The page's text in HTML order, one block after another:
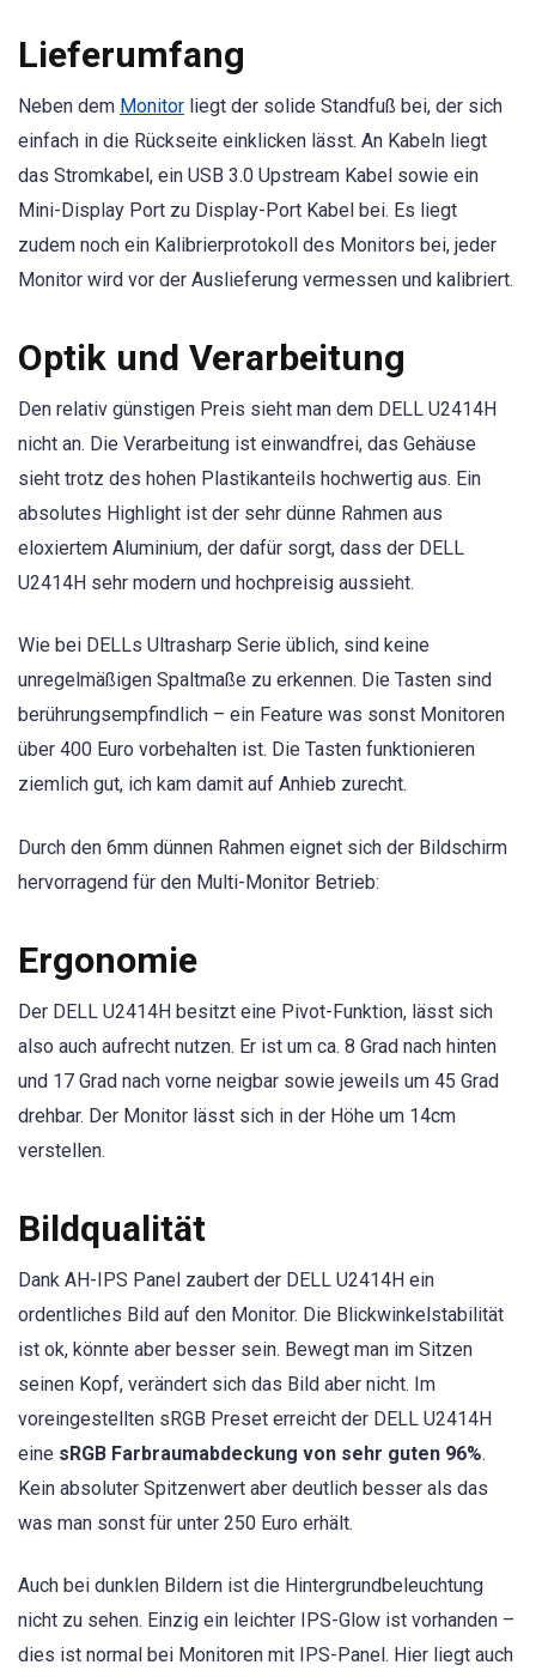
Lieferumfang
Neben dem Monitor liegt der solide Standfuß bei, der sich
einfach in die Rückseite einklicken lässt. An Kabeln liegt
das Stromkabel, ein USB 3.0 Upstream Kabel sowie ein
Mini-Display Port zu Display-Port Kabel bei. Es liegt
zudem noch ein Kalibrierprotokoll des Monitors bei, jeder
Monitor wird vor der Auslieferung vermessen und kalibriert.
Optik und Verarbeitung
Den relativ günstigen Preis sieht man dem DELL U2414H
nicht an. Die Verarbeitung ist einwandfrei, das Gehäuse
sieht trotz des hohen Plastikanteils hochwertig aus. Ein
absolutes Highlight ist der sehr dünne Rahmen aus
eloxiertem Aluminium, der dafür sorgt, dass der DELL
U2414H sehr modern und hochpreisig aussieht.
Wie bei DELLs Ultrasharp Serie üblich, sind keine
unregelmäßigen Spaltmaße zu erkennen. Die Tasten sind
berührungsempfindlich – ein Feature was sonst Monitoren
über 400 Euro vorbehalten ist. Die Tasten funktionieren
ziemlich gut, ich kam damit auf Anhieb zurecht.
Durch den 6mm dünnen Rahmen eignet sich der Bildschirm
hervorragend für den Multi-Monitor Betrieb:
Ergonomie
Der DELL U2414H besitzt eine Pivot-Funktion, lässt sich
also auch aufrecht nutzen. Er ist um ca. 8 Grad nach hinten
und 17 Grad nach vorne neigbar sowie jeweils um 45 Grad
drehbar. Der Monitor lässt sich in der Höhe um 14cm
verstellen.
Bildqualität
Dank AH-IPS Panel zaubert der DELL U2414H ein
ordentliches Bild auf den Monitor. Die Blickwinkelstabilität
ist ok, könnte aber besser sein. Bewegt man im Sitzen
seinen Kopf, verändert sich das Bild aber nicht. Im
voreingestellten sRGB Preset erreicht der DELL U2414H
eine sRGB Farbraumabdeckung von sehr guten 96%.
Kein absoluter Spitzenwert aber deutlich besser als das
was man sonst für unter 250 Euro erhält.
Auch bei dunklen Bildern ist die Hintergrundbeleuchtung
nicht zu sehen. Einzig ein leichter IPS-Glow ist vorhanden –
dies ist normal bei Monitoren mit IPS-Panel. Hier liegt auch